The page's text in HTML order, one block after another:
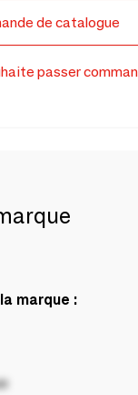
de catalogue
passer
marque :